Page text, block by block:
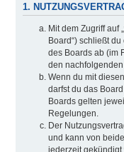
1.
Mit dem Zugriff auf
Board“) schließt
des Boards ab (im
den
Wenn du mit
darfst du das
Boards gelten
Regelungen.
Der
und kann von
jederzeit gekündigt